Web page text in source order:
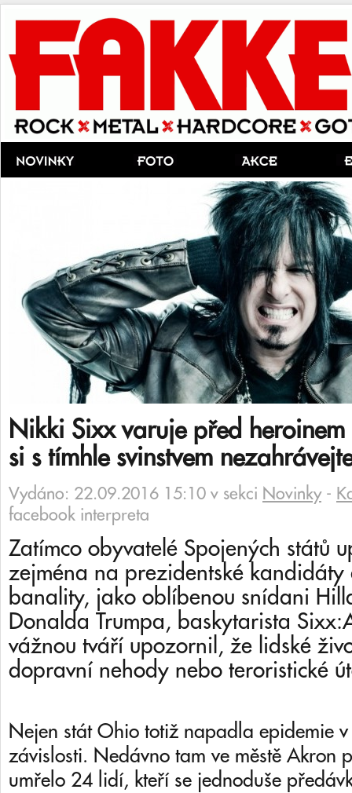
Nikki Sixx varuje před
si s tímhle svinstvem
Vydáno: 22.09.2016 15:10 v sekci Novinky-
facebook interpreta
Zatímco obyvatelé Spojených států
zejména na prezidentské kandidáty
banality, jako oblíbenou snídani
Donalda Trumpa, baskytarista
vážnou tváří upozornil, že lidské
dopravní nehody nebo teroristické
Nejen stát Ohio totiž napadla epidemie
závislosti. Nedávno tam ve městě Akron
umřelo 24 lidí, kteří se jednoduše